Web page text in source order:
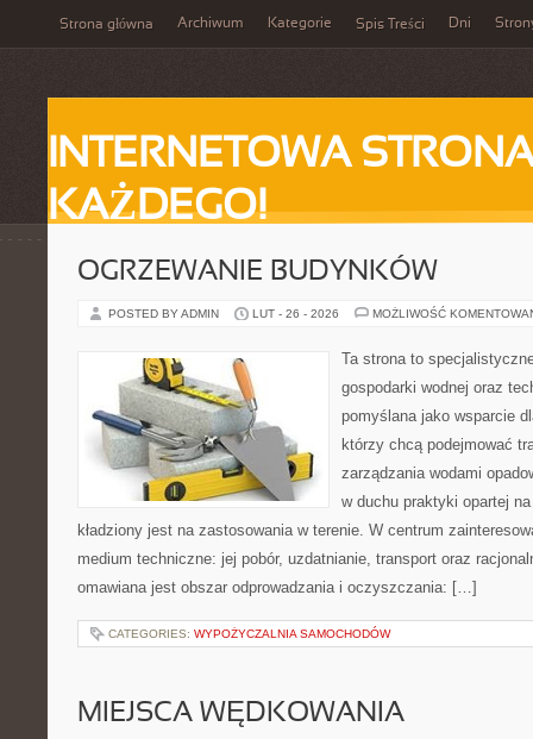
Strona główna Archiwum Kategorie Spis Treści Dni
INTERNETOWA
KAŻDEGO!
OGRZEWANIE BUDYNKÓW
POSTED BY ADMIN LUT - 26 - 2026 MOŻLIWOŚĆ
Ta strona to
gospodarki wodnej oraz
pomyślana jako wsparcie
którzy chcą podejmować
zarządzania wodami
w duchu praktyki opartej
kładziony jest na zastosowania w terenie. W centrum
medium techniczne: jej pobór, uzdatnianie, transport oraz
omawiana jest obszar odprowadzania i oczyszczania: […]
CATEGORIES: WYPOŻYCZALNIA SAMOCHODÓW
MIEJSCA WĘDKOWANIA